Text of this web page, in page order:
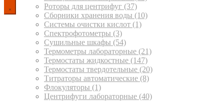
Роторы для центрифуг (37)
Сборники хранения воды (10)
Системы очистки кислот (1)
Спектрофотометры (3)
Сушильные шкафы (54)
Термометры лабораторные (21)
Термостаты жидкостные (147)
Термостаты твердотельные (20)
Титраторы автоматические (8)
Флокуляторы (1)
Центрифуги лабораторные (40)